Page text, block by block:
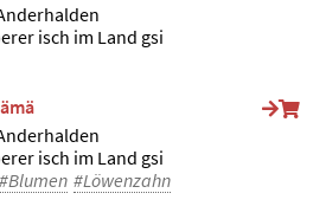
isch im Land gsi
isch im Land gsi
#Blumen #Löwenzahn